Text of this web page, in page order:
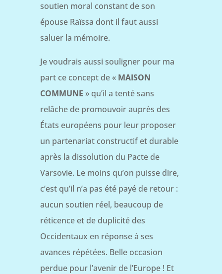
soutien moral constant de son
épouse Raïssa dont il faut aussi
saluer la mémoire.
Je voudrais aussi souligner pour ma
part ce concept de « MAISON
COMMUNE » qu’il a tenté sans
relâche de promouvoir auprès des
États européens pour leur proposer
un partenariat constructif et durable
après la dissolution du Pacte de
Varsovie. Le moins qu’on puisse dire,
c’est qu’il n’a pas été payé de retour :
aucun soutien réel, beaucoup de
réticence et de duplicité des
Occidentaux en réponse à ses
avances répétées. Belle occasion
perdue pour l’avenir de l’Europe ! Et